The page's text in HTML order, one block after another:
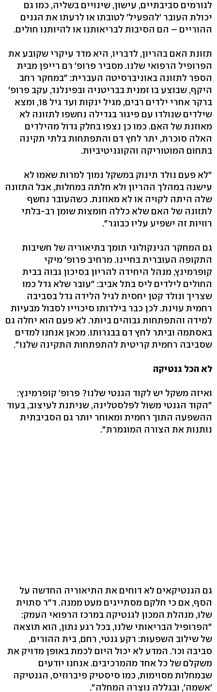
לגורמים סביבתיים, עישון, שינויים בשליה, כמו גם
יכולת העובר 'להפעיל' לטובתו או לרעתו את הגנים
ההוריים – הם הסיבות לבריאותנו או להיותנו חולים.
תזונת האם בהריון, לדבריו, היא מדד עיקרי שקובע את
הפרופיל הרפואי שלנו. מסביר פרופ' רם רייפן מבית
הספר לתזונה באוניברסיטה העברית: "במחקר רחב
היקף, שבוצע בו זמנית בבריטניה ובפינלנד, עקב פרופ'
ברקר אחרי ילדים רבים, מגיל ינקות ועד גיל 18, ומצא
שילדים שנולדו עם פיגור בגדילה נחשפו לתזונה לא
מאוזנת של האם. כמו כן נצפו בחלק גדול מהילדים
האלה סוכרת, יתר לחץ דם והתפתחות בלתי תקינה
בתחום המוטוריקה והקוגניטיביות.
"לא פעם נולד תינוק במשקל נמוך למרות שאמו לא
עישנה במהלך ההריון ולא חלתה במחלות, אבל התזונה
שלה היתה לקויה או לא מאוזנת. כשהעובר נחשף
לתזונה של האם שלא כללה חומצות שומן רב-בלתי
רוויות זה ישפיע עליו כבוגר".
גם המחקר הגינקולוגי תומך בתיאוריה של חשיבות
התקופה העוברית בחיינו. מרחיב פרופ' מיקי
קופרמינץ, מנהל היחידה להריון בסיכון גבוה בבית
החולים לילדים ליס בתל אביב: "עובר שלא גדל כמו
שצריך ונולד קטן יחסית לגיל הלידה גדל בסביבה
רחמית עוינת. לכן כבר בילדותו סיכוייו לסבול מבעיות
למידה והתפתחות גבוהים ביותר. לא פעם הוא יחלה גם
באסתמה וביתר לחץ דם בבגרותו. מכאן אנחנו למדים
שסביבה רחמית קריטית להתפתחות התקינה שלנו".
לא הכל גנטיקה
ואיזה משקל יש לקוד הגנטי שלנו? פרופ' קופרמינץ:
"הקוד הגנטי משול לפלסטלינה, שניתנת לעיצוב, בעוד
ההשפעה התוך רחמית ומאוחר יותר גם הסביבתית
נותנות את הצורה המוגמרת".
גם הגנטיקאים לא דוחים את התיאוריה החדשה על
הסף, אם כי חלקם מסתייגים מעט ממנה. ד"ר סתוית
שלו, מנהלת המכון לגנטיקה במרכז הרפואי העמק:
"הפרופיל הבריאותי שלנו, בכל רגע נתון, הוא תוצאה
של שילוב השפעות: רקע גנטי, רחם, בית ההורים,
סביבה וכו'. המדע לא יכול היום לכמת באופן מדויק את
משקלם של כל אחד מהמרכיבים. אנחנו יודעים
שבמחלות מסוימות, כמו סיסטיק פיברוזיס, הגנטיקה
'אשמה', ובגללה נוצרה המחלה".